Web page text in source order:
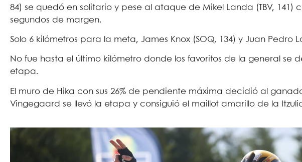
84) se quedó en solitario y pese al ataque de Mikel Landa (TBV, 141)
segundos de margen.
Solo 6 kilómetros para la meta, James Knox (SOQ, 134) y Juan Pedro
No fue hasta el último kilómetro donde los favoritos de la general se
etapa.
El muro de Hika con sus 26% de pendiente máxima decidió al
Vingegaard se llevó la etapa y consiguió el maillot amarillo de la